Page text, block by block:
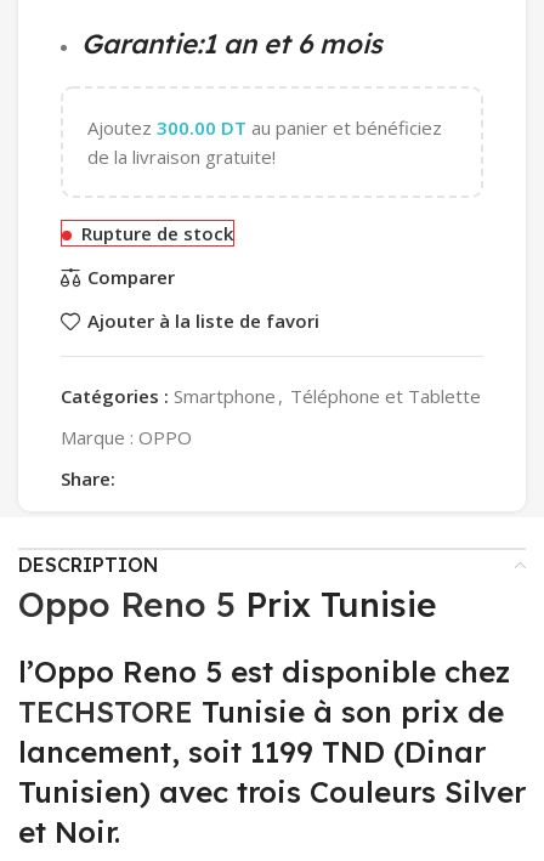
Garantie:1 an et 6 mois
Ajoutez 300.00 DT au panier et bénéficiez
de la livraison gratuite!
Rupture de stock
Comparer
Ajouter à la liste de favori
Catégories : Smartphone , Téléphone et Tablette
Marque : OPPO
Share:
DESCRIPTION
Oppo Reno 5 Prix Tunisie
l’Oppo Reno 5 est disponible chez
TECHSTORE Tunisie à son prix de
lancement, soit 1199 TND (Dinar
Tunisien) avec trois Couleurs Silver
et Noir.